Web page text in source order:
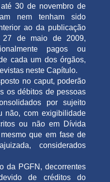
30 de novembro de
nem tenham sido
ao da publicação
de maio de 2009,
pagos ou
cada um dos órgãos,
neste Capítulo.
no caput, poderão
os débitos de pessoas
por sujeito
não, com exigibilidade
ou não em Dívida
que em fase de
considerados
da PGFN, decorrentes
de créditos do